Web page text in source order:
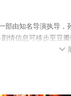
部由知名导演执导
情信息可移步至豆
